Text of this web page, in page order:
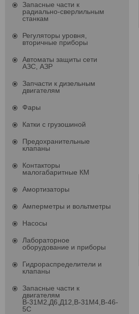
Запасные части к
радиально-сверлильным
станкам
Регуляторы уровня,
вторичные приборы
Автоматы защиты сети
АЗС, АЗР
Запчасти к дизельным
двигателям
Фары
Катки с грузошиной
Предохранительные
клапаны
Контакторы
малогабаритные КМ
Амортизаторы
Амперметры и вольтметры
Насосы
Лабораторное
оборудование и приборы
Гидрораспределители и
клапаны
Запасные части к
двигателям
В-31М2,Д6,Д12,В-31М4,В-46-
5С